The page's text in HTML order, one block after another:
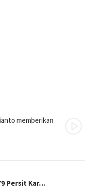
Persit Kar…